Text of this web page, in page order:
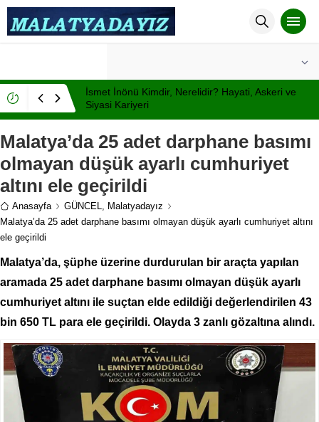
İsmet İnönü Kimdir, Nerelidir? Hayati, Askeri ve
Siyasi Kariyeri
Malatya’da 25 adet darphane basımı
olmayan düşük ayarlı cumhuriyet
altını ele geçirildi
Anasayfa GÜNCEL
Malatyadayız
Malatya’da 25 adet darphane basımı olmayan düşük ayarlı cumhuriyet altını
ele geçirildi
Malatya’da, şüphe üzerine durdurulan bir araçta yapılan
aramada 25 adet darphane basımı olmayan düşük ayarlı
cumhuriyet altını ile suçtan elde edildiği değerlendirilen 43
bin 650 TL para ele geçirildi. Olayda 3 zanlı gözaltına alındı.